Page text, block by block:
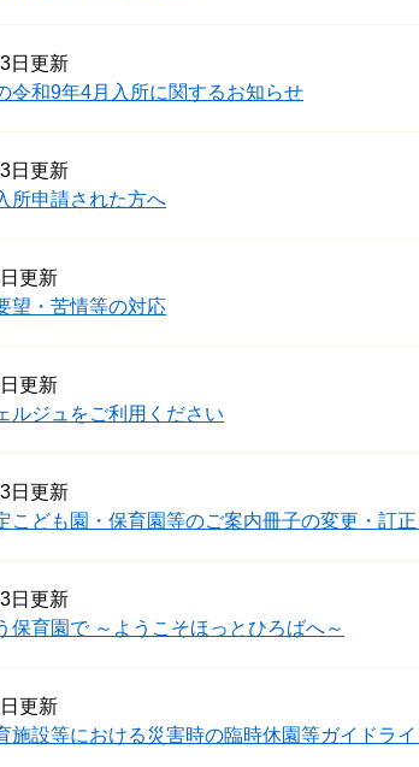
日更新
令和9年4月入所に関するお知らせ
日更新
所申請された方へ
更新
望・苦情等の対応
更新
ルジュをご利用ください
日更新
こども園・保育園等のご案内冊子の変更・訂
日更新
保育園で ～ようこそほっとひろばへ～
更新
施設等における災害時の臨時休園等ガイドライ